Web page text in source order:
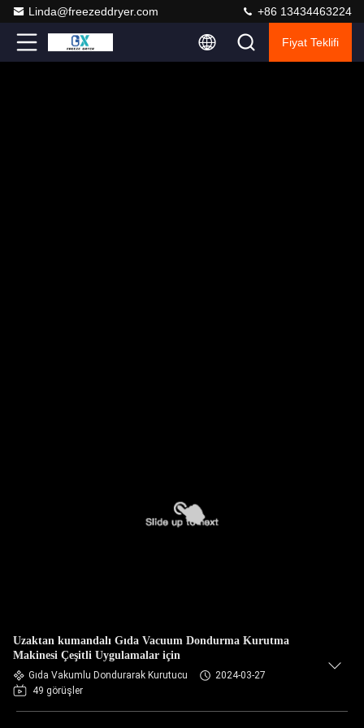
Linda@freezeddryer.com +86 13434463224
Fiyat Teklifi
Uzaktan kumandalı Gıda Vacuum Dondurma Kurutma
Makinesi Çeşitli Uygulamalar için
Gıda Vakumlu Dondurarak Kurutucu
2024-03-27
49 görüşler